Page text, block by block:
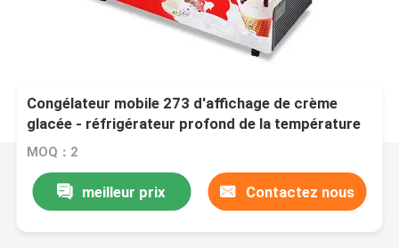
Congélateur mobile 273 d'affichage de crème
glacée - réfrigérateur profond de la température
de Digital du coffre 645L
MOQ：2
meilleur prix Contactez nous